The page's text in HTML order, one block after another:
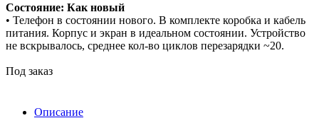
Состояние: Как новый
• Телефон в состоянии нового. В комплекте коробка и кабель
питания. Корпус и экран в идеальном состоянии. Устройство
не вскрывалось, среднее кол-во циклов перезарядки ~20.
Под заказ
Описание